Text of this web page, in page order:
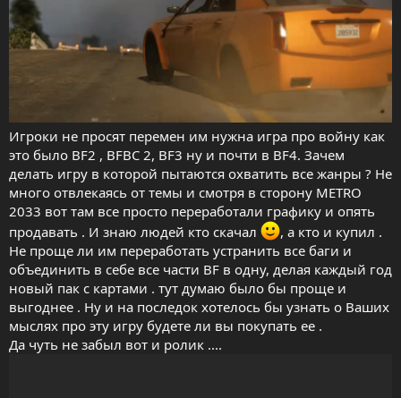
Игроки не просят перемен им нужна игра про войну как
это было BF2 , BFBC 2, BF3 ну и почти в BF4. Зачем
делать игру в которой пытаются охватить все жанры ? Не
много отвлекаясь от темы и смотря в сторону METRO
2033 вот там все просто переработали графику и опять
продавать . И знаю людей кто скачал
, а кто и купил .
Не проще ли им переработать устранить все баги и
объединить в себе все части BF в одну, делая каждый год
новый пак с картами . тут думаю было бы проще и
выгоднее . Ну и на последок хотелось бы узнать о Ваших
мыслях про эту игру будете ли вы покупать ее .
Да чуть не забыл вот и ролик ....